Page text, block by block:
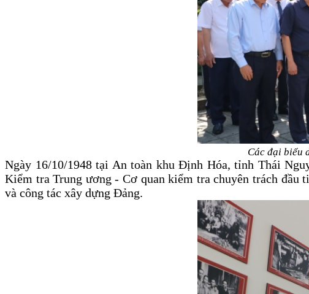
Các đại biểu
Ngày 16/10/1948 tại An toàn khu Định Hóa, tỉnh Thái
Kiểm tra Trung ương - Cơ quan kiểm tra chuyên trách đầu
và công tác xây dựng Đảng.